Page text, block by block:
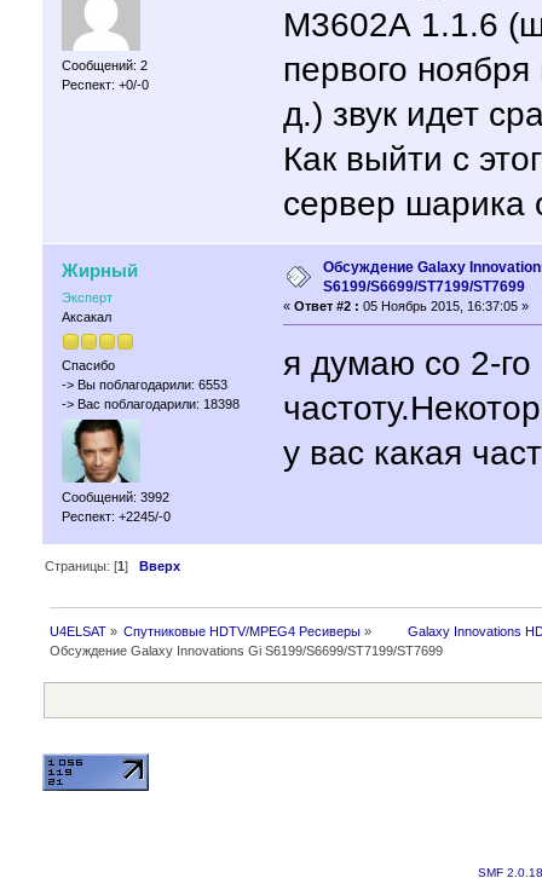
Сообщений: 2
Респект: +0/-0
М3602А 1.1.6
первого
д.) звук идет
Как выйти с
сервер шарика
Жирный
Эксперт
Аксакал
Спасибо
-> Вы поблагодарили: 6553
-> Вас поблагодарили: 18398
Сообщений: 3992
Респект: +2245/-0
Обсуждение Galaxy
S6199/S6699/ST7199/ST7699
«Ответ #2 : 05 Ноябрь 2015, 16:37:05 »
я думаю со 2-
у вас какая
Страницы: [1] Вверх
U4ELSAT» Спутниковые HDTV/MPEG4 Ресиверы »
Galaxy Innovations
Обсуждение Galaxy Innovations Gi S6199/S6699/ST7199/ST7699
SMF 2.0.18